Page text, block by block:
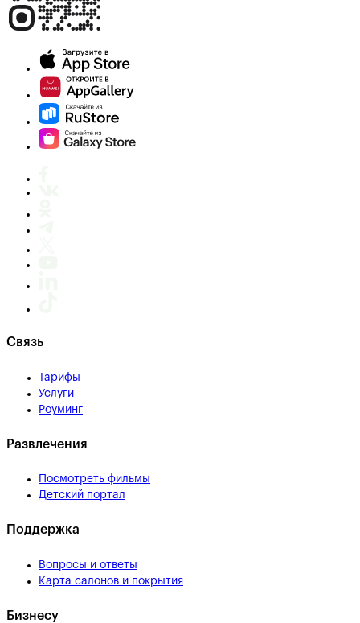
Связь
Тарифы
Услуги
Роуминг
Развлечения
Посмотреть фильмы
Детский портал
Поддержка
Вопросы и ответы
Карта салонов и покрытия
Бизнесу